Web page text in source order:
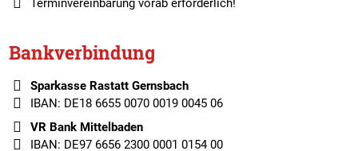
Terminvereinbarungvorab erforderlich!
Bankverbindung
Sparkasse Rastatt Gernsbach
IBAN: DE18 6655 0070 0019 0045 06
VR Bank Mittelbaden
IBAN: DE97 6656 2300 0001 0154 00